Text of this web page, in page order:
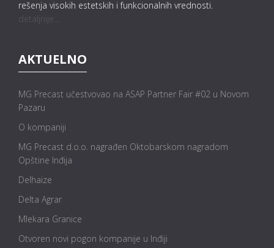
rešenja visokih estetskih i funkcionalnih vrednosti.
detaljnije...
AKTUELNO
MG Precast učestvovao na ASAP Partner Fair #02 u Novom
Pazaru
O kompaniji
MG Precast d.o.o. nagrađen Oktobarskom nagradom
Opštine Inđija
Delhaize
Delta Agrar
Mlekara Granice
Otvoren novi pogon kompanije u Inđiji